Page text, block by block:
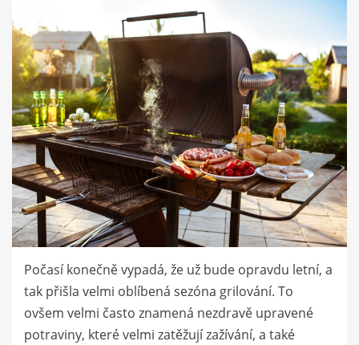
Počasí konečně vypadá, že už bude opravdu letní, a
tak přišla velmi oblíbená sezóna grilování. To
ovšem velmi často znamená nezdravě upravené
potraviny, které velmi zatěžují zažívání, a také